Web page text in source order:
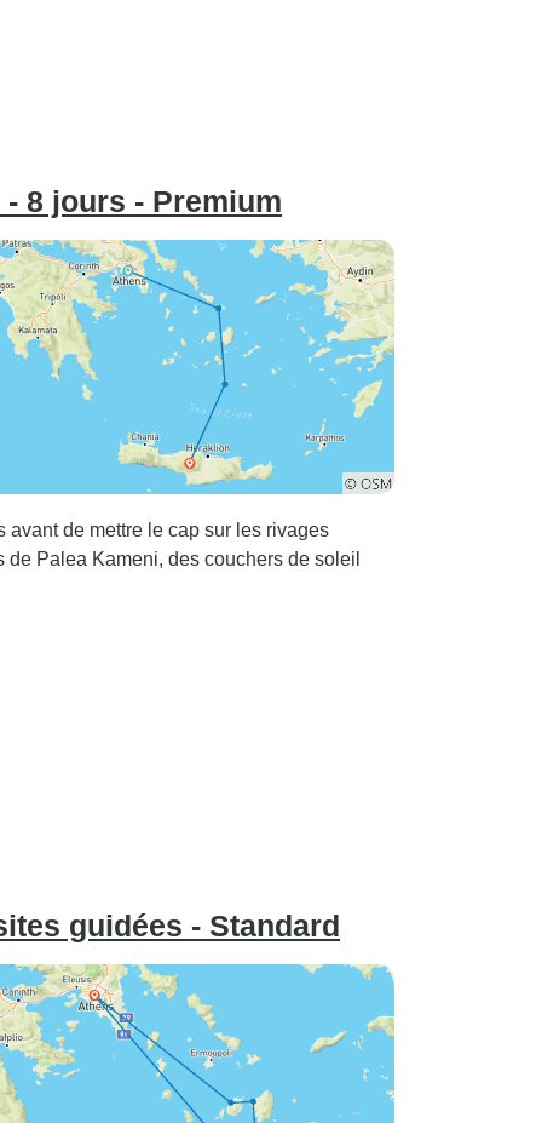
billetterie de ferry qui n'a pas
été résolu car il est considéré
comme "hors de leur
responsabilité". Au final, je
vous conseille de réserver ce
circuit si vous bénéficiez
d'une bonne réduction et si
vous n'avez vraiment pas le
temps de vous occuper de la
logistique. Sinon, prenez le
temps de vous renseigner en
même, cela vous reviendra
bien moins cher. Je
8 jours - Premium
de mettre le cap sur les rivages
Palea Kameni, des couchers de soleil
guidées - Standard